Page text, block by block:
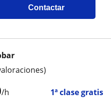
Contactar
/h 1ª clase gratis